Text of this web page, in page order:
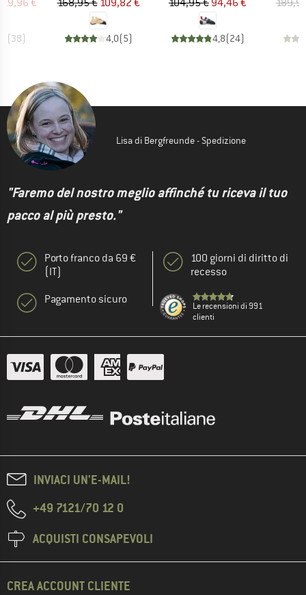
€
(38)
168,95 € 109,82 €
4,0(5)
104,95 € 94,46 €
4,8(24)
Lisa di Bergfreunde - Spedizione
"Faremo del nostro meglio affinché tu riceva il tuo
pacco al più presto."
Porto franco da 69 €
(IT)
Pagamento sicuro
100 giorni di diritto di
recesso
Le recensioni di 991
clienti
INVIACI UN'E-MAIL!
+49 7121/70 12 0
ACQUISTI CONSAPEVOLI
CREA ACCOUNT CLIENTE